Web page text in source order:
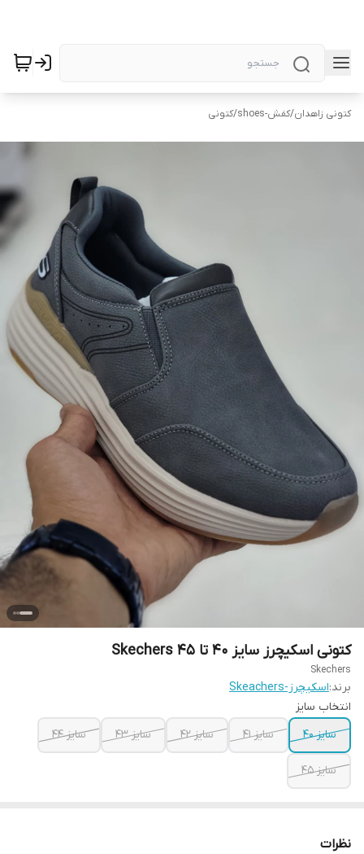
کتونی زاهدان/کفش-shoes /کتونی
کتونی اسکیچرز سایز ۴۰ تا ۴۵ Skechers
Skechers
برند:اسکیچرز-Skeachers
انتخاب سایز
سایز ۴۰
سایز ۴۱ سایز ۴۲ سایز ۴۳ سایز ۴۴
سایز ۴۵
نظرات